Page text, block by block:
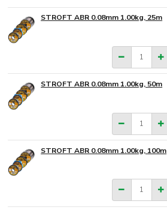
STROFT ABR 0.08mm 1.00kg, 25m
STROFT ABR 0.08mm 1.00kg, 50m
STROFT ABR 0.08mm 1.00kg, 100m